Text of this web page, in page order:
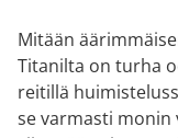
Mitään
Titanilta on turha
reitillä
se varmasti